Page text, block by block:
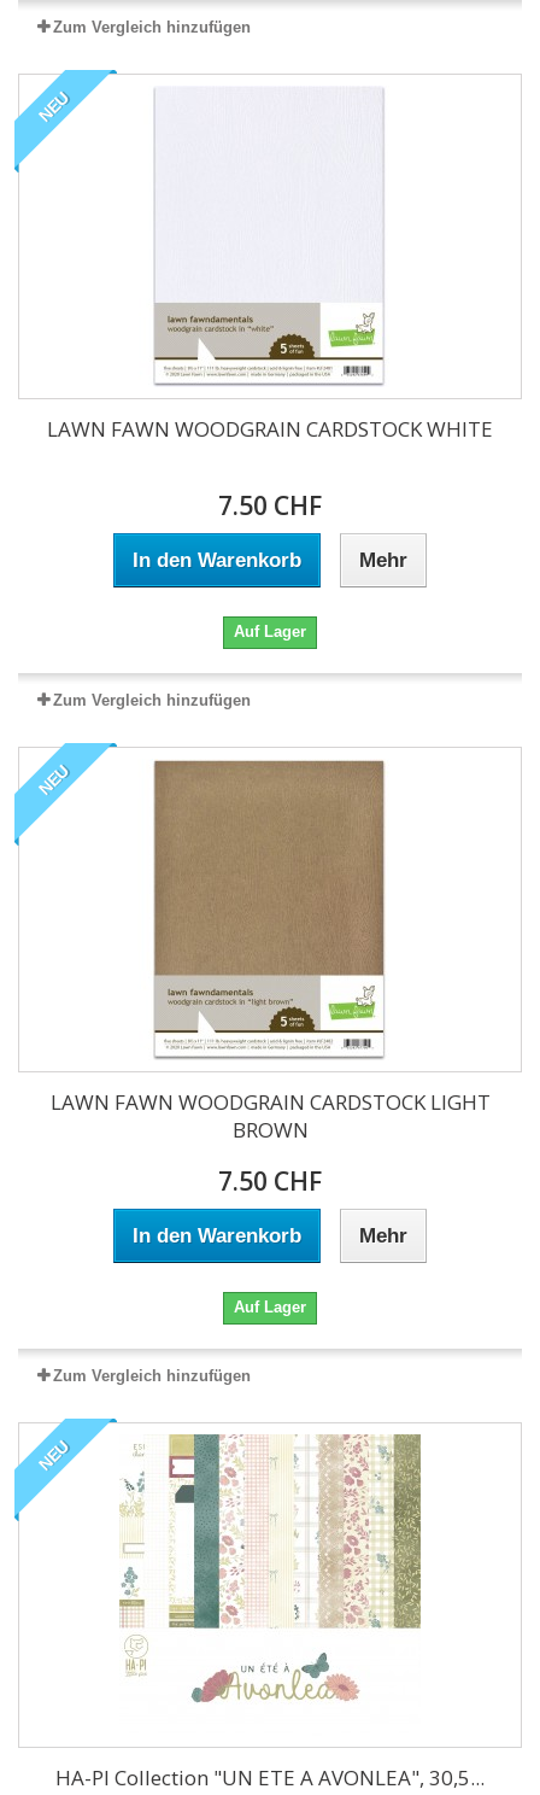
Zum Vergleich hinzufügen
NEU
LAWN FAWN WOODGRAIN CARDSTOCK WHITE
7.50 CHF
In den Warenkorb Mehr
Auf Lager
Zum Vergleich hinzufügen
NEU
LAWN FAWN WOODGRAIN CARDSTOCK LIGHT
BROWN
7.50 CHF
In den Warenkorb Mehr
Auf Lager
Zum Vergleich hinzufügen
NEU
HA-PI Collection "UN ETE A AVONLEA", 30,5...